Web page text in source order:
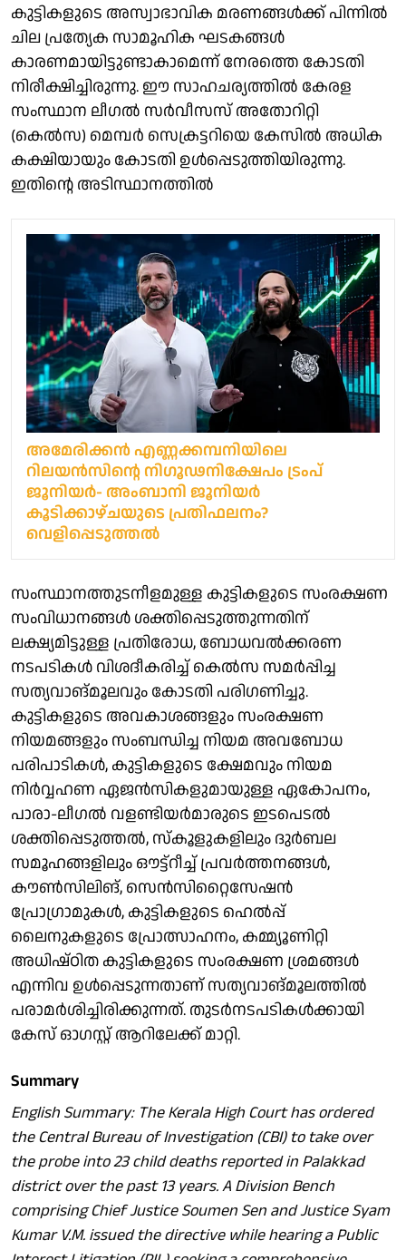
കുട്ടികളുടെ അസ്വാഭാവിക മരണങ്ങള്‍ക്ക് പിന്നില്‍
ചില പ്രത്യേക സാമൂഹിക ഘടകങ്ങള്‍
കാരണമായിട്ടുണ്ടാകാമെന്ന് നേരത്തെ കോടതി
നിരീക്ഷിച്ചിരുന്നു. ഈ സാഹചര്യത്തില്‍ കേരള
സംസ്ഥാന ലീഗല്‍ സര്‍വീസസ് അതോറിറ്റി
(കെല്‍സ) മെമ്പര്‍ സെക്രട്ടറിയെ കേസില്‍ അധിക
കക്ഷിയായും കോടതി ഉള്‍പ്പെടുത്തിയിരുന്നു.
ഇതിന്റെ അടിസ്ഥാനത്തില്‍
അമേരിക്കൻ എണ്ണക്കമ്പനിയിലെ
റിലയൻസിന്റെ നിഗൂഢനിക്ഷേപം ട്രംപ്
ജൂനിയര്‍- അംബാനി ജൂനിയര്‍
കൂടിക്കാഴ്ചയുടെ പ്രതിഫലനം?
വെളിപ്പെടുത്തൽ
സംസ്ഥാനത്തുടനീളമുള്ള കുട്ടികളുടെ സംരക്ഷണ
സംവിധാനങ്ങള്‍ ശക്തിപ്പെടുത്തുന്നതിന്
ലക്ഷ്യമിട്ടുള്ള പ്രതിരോധ, ബോധവല്‍ക്കരണ
നടപടികള്‍ വിശദീകരിച്ച് കെല്‍സ സമര്‍പ്പിച്ച
സത്യവാങ്മൂലവും കോടതി പരിഗണിച്ചു.
കുട്ടികളുടെ അവകാശങ്ങളും സംരക്ഷണ
നിയമങ്ങളും സംബന്ധിച്ച നിയമ അവബോധ
പരിപാടികള്‍, കുട്ടികളുടെ ക്ഷേമവും നിയമ
നിര്‍വ്വഹണ ഏജന്‍സികളുമായുള്ള ഏകോപനം,
പാരാ-ലീഗല്‍ വളണ്ടിയര്‍മാരുടെ ഇടപെടല്‍
ശക്തിപ്പെടുത്തല്‍, സ്‌കൂളുകളിലും ദുര്‍ബല
സമൂഹങ്ങളിലും ഔട്ട്‌റീച്ച് പ്രവര്‍ത്തനങ്ങള്‍,
കൗണ്‍സിലിങ്, സെന്‍സിറ്റൈസേഷന്‍
പ്രോഗ്രാമുകള്‍, കുട്ടികളുടെ ഹെല്‍പ്പ്
ലൈനുകളുടെ പ്രോത്സാഹനം, കമ്മ്യൂണിറ്റി
അധിഷ്ഠിത കുട്ടികളുടെ സംരക്ഷണ ശ്രമങ്ങള്‍
എന്നിവ ഉള്‍പ്പെടുന്നതാണ് സത്യവാങ്മൂലത്തില്‍
പരാമര്‍ശിച്ചിരിക്കുന്നത്. തുടര്‍നടപടികള്‍ക്കായി
കേസ് ഓഗസ്റ്റ് ആറിലേക്ക് മാറ്റി.
Summary
English Summary: The Kerala High Court has ordered
the Central Bureau of Investigation (CBI) to take over
the probe into 23 child deaths reported in Palakkad
district over the past 13 years. A Division Bench
comprising Chief Justice Soumen Sen and Justice Syam
Kumar V.M. issued the directive while hearing a Public